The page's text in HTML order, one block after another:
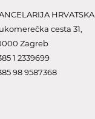
HRVATSKA
cesta 31,
Zagreb
1 2339699
98 9587368